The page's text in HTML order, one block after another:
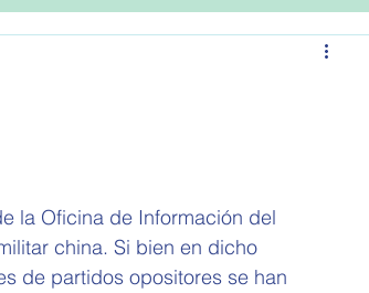
la Oficina de Información del
china. Si bien en dicho
de partidos opositores se han